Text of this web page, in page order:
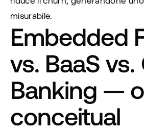
misurabile.
Embedded
vs. BaaS
Banking —
conceitual